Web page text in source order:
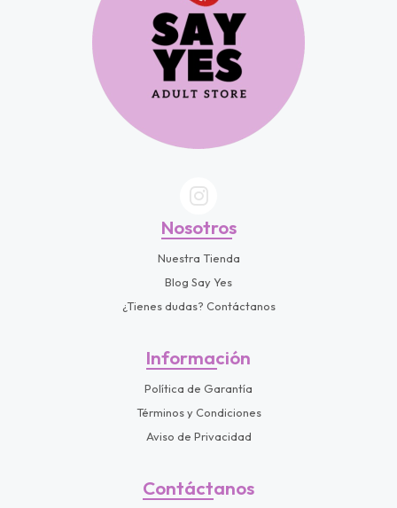
Nosotros
Nuestra Tienda
Blog Say Yes
¿Tienes dudas? Contáctanos
Información
Política de Garantía
Términos y Condiciones
Aviso de Privacidad
Contáctanos